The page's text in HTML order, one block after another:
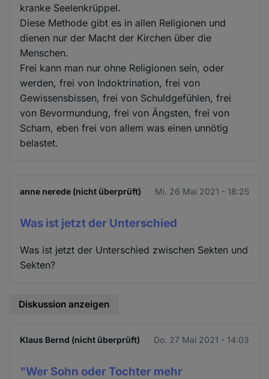
kranke Seelenkrüppel.
Diese Methode gibt es in allen Religionen und
dienen nur der Macht der Kirchen über die
Menschen.
Frei kann man nur ohne Religionen sein, oder
werden, frei von Indoktrination, frei von
Gewissensbissen, frei von Schuldgefühlen, frei
von Bevormundung, frei von Ängsten, frei von
Scham, eben frei von allem was einen unnötig
belastet.
anne nerede (nicht überprüft) Mi. 26 Mai 2021 - 18:25
Was ist jetzt der Unterschied
Was ist jetzt der Unterschied zwischen Sekten und
Sekten?
Diskussion anzeigen
Klaus Bernd (nicht überprüft) Do. 27 Mai 2021 - 14:03
"Wer Sohn oder Tochter mehr